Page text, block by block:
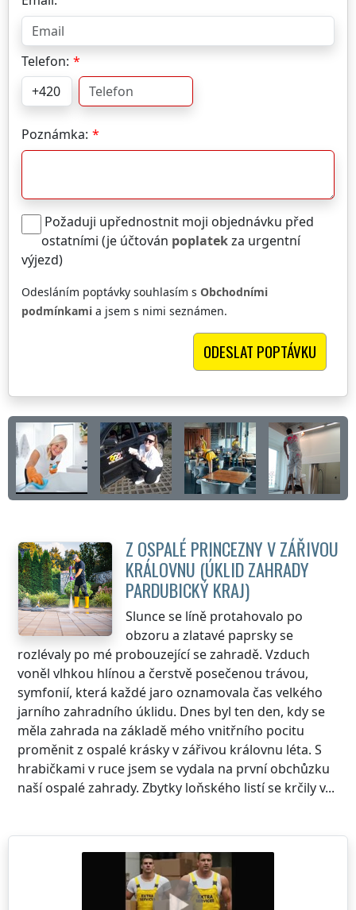
Telefon:
Poznámka:
Požaduji upřednostnit moji objednávku před
ostatními (je účtován poplatekza urgentní
výjezd)
Odesláním poptávky souhlasím s Obchodními
podmínkami a jsem s nimi seznámen.
Z OSPALÉ PRINCEZNY V ZÁŘIVOU
KRÁLOVNU (ÚKLID ZAHRADY
PARDUBICKÝ KRAJ)
Slunce se líně protahovalo po
obzoru a zlatavé paprsky se
rozlévaly po mé probouzející se zahradě. Vzduch
voněl vlhkou hlínou a čerstvě posečenou trávou,
symfonií, která každé jaro oznamovala čas velkého
jarního zahradního úklidu. Dnes byl ten den, kdy se
měla zahrada na základě mého vnitřního pocitu
proměnit z ospalé krásky v zářivou královnu léta. S
hrabičkami v ruce jsem se vydala na první obchůzku
naší ospalé zahrady. Zbytky loňského listí se krčily v...